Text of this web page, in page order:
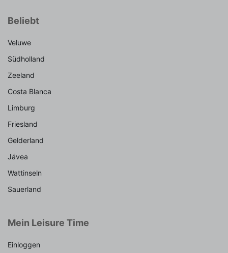
Beliebt
Veluwe
Südholland
Zeeland
Costa Blanca
Limburg
Friesland
Gelderland
Jávea
Wattinseln
Sauerland
Mein Leisure Time
Einloggen